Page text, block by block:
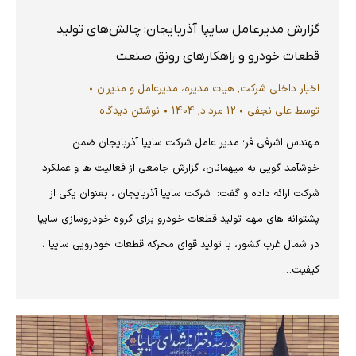
گزارش مدیرعامل سایپا آذربایجان: چالش‌های تولید
قطعات خودرو و راهکارهای رونق صنعت
اخبار داخلی شرکت, هیات مدیره، مدیرعامل و مدیران
توسط علی نجفی 12 مرداد, 1404
نوشتن دیدگاه
مهندس اشرفی فر؛ مدیر عامل شرکت سایپا آذربایجان ضمن
خوشآمد گویی به میهمانان، گزارش جامعی از فعالیت ها و عملکرد
شرکت ارائه داده و گفت: شركت سایپا آذربایجان ، بعنوان يكي از
پشتوانه هاي مهم تولید قطعات خودرو برای گروه خودروسازی سایپا
در شمال غرب كشور، با توليد قوای محرکه قطعات خودرویی سایپا ،
کیفیت…